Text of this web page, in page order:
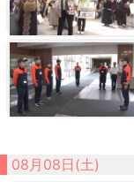
08月08日(土)